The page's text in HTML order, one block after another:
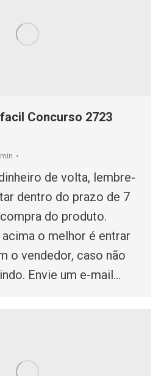
Concurso 2723
de volta, lembre-
dentro do prazo de 7
do produto.
o melhor é entrar
o vendedor, caso não
Envie um e-mail…